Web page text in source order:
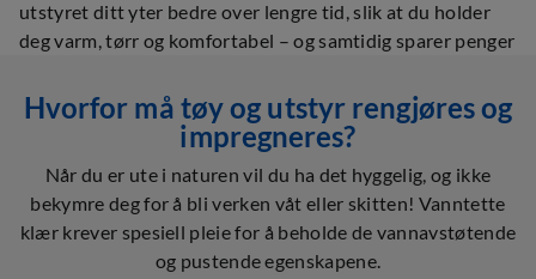
utstyret ditt yter bedre over lengre tid, slik at du holder
deg varm, tørr og komfortabel – og samtidig sparer penger
Hvorfor må tøy og utstyr rengjøres og
impregneres?
Når du er ute i naturen vil du ha det hyggelig, og ikke
bekymre deg for å bli verken våt eller skitten! Vanntette
klær krever spesiell pleie for å beholde de vannavstøtende
og pustende egenskapene.